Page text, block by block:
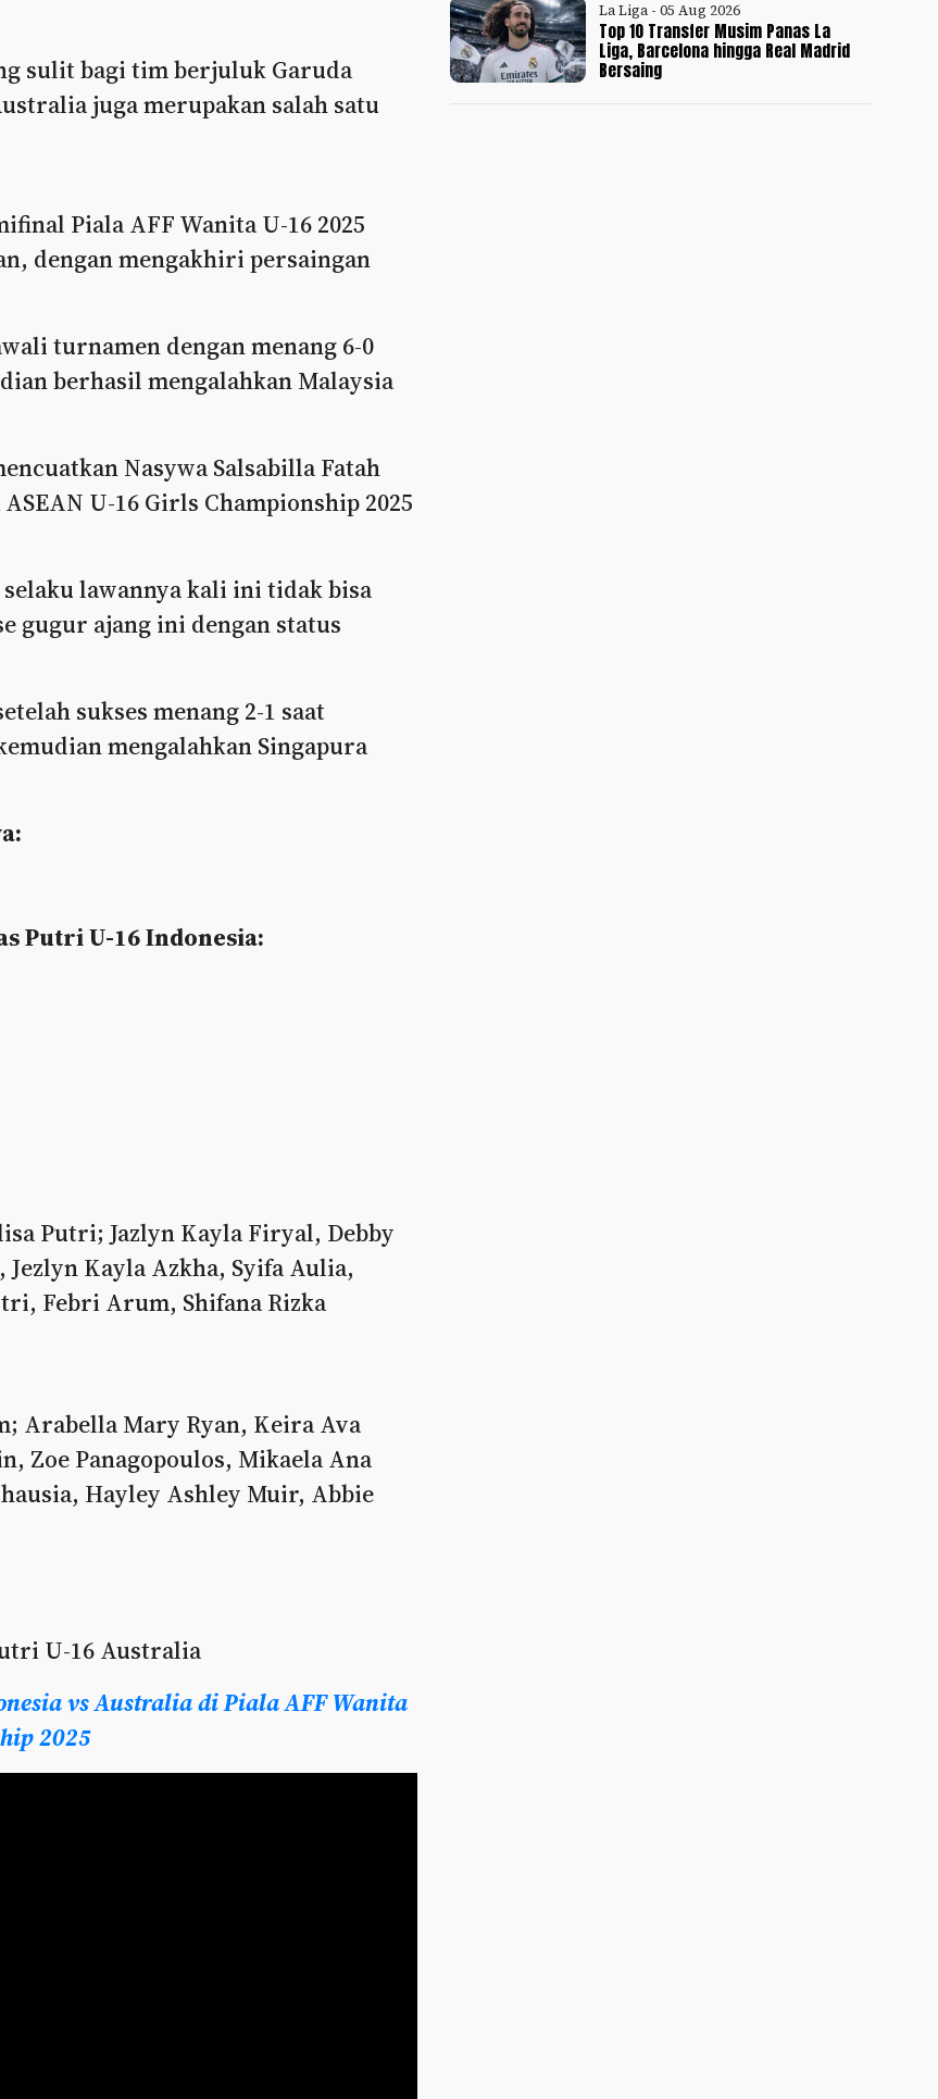
sulit bagi tim berjuluk Garuda
juga merupakan salah satu
Piala AFF Wanita U-16 2025
dengan mengakhiri persaingan
turnamen dengan menang 6-0
berhasil mengalahkan Malaysia
Nasywa Salsabilla Fatah
U-16 Girls Championship 2025
lawannya kali ini tidak bisa
gugur ajang ini dengan status
sukses menang 2-1 saat
mengalahkan Singapura
Putri U-16 Indonesia:
Putri; Jazlyn Kayla Firyal, Debby
Kayla Azkha, Syifa Aulia,
Febri Arum, Shifana Rizka
Arabella Mary Ryan, Keira Ava
Zoe Panagopoulos, Mikaela Ana
Hayley Ashley Muir, Abbie
U-16 Australia
vs Australia di Piala AFF Wanita
2025
La Liga - 05 Aug 2026
Top 10 Transfer Musim Panas La
Liga, Barcelona hingga Real Madrid
Bersaing